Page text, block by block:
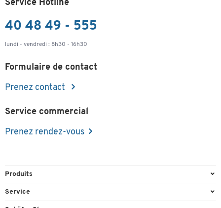
Service Hotline
40 48 49 - 555
lundi - vendredi : 8h30 - 16h30
Formulaire de contact
Prenez contact
Service commercial
Prenez rendez-vous
Produits
Emballage et expédition
Service
Aperçu des n° de tél.